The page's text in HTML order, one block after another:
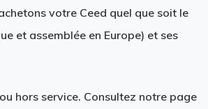
votre Ceed quel que soit le
et assemblée en Europe) et ses
hors service. Consultez notre page